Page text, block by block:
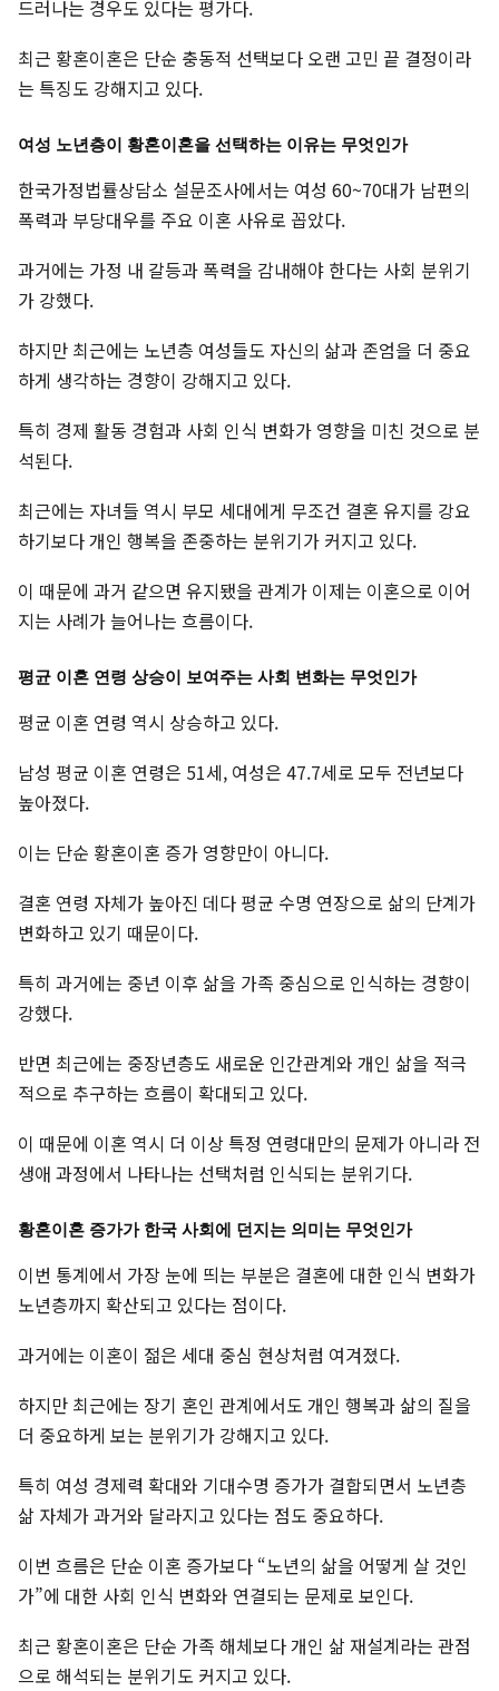
드러나는 경우도 있다는 평가다.
최근 황혼이혼은 단순 충동적 선택보다 오랜 고민 끝 결정이라
는 특징도 강해지고 있다.
여성 노년층이 황혼이혼을 선택하는 이유는 무엇인가
한국가정법률상담소 설문조사에서는 여성 60~70대가 남편의
폭력과 부당대우를 주요 이혼 사유로 꼽았다.
과거에는 가정 내 갈등과 폭력을 감내해야 한다는 사회 분위기
가 강했다.
하지만 최근에는 노년층 여성들도 자신의 삶과 존엄을 더 중요
하게 생각하는 경향이 강해지고 있다.
특히 경제 활동 경험과 사회 인식 변화가 영향을 미친 것으로 분
석된다.
최근에는 자녀들 역시 부모 세대에게 무조건 결혼 유지를 강요
하기보다 개인 행복을 존중하는 분위기가 커지고 있다.
이 때문에 과거 같으면 유지됐을 관계가 이제는 이혼으로 이어
지는 사례가 늘어나는 흐름이다.
평균 이혼 연령 상승이 보여주는 사회 변화는 무엇인가
평균 이혼 연령 역시 상승하고 있다.
남성 평균 이혼 연령은 51세, 여성은 47.7세로 모두 전년보다
높아졌다.
이는 단순 황혼이혼 증가 영향만이 아니다.
결혼 연령 자체가 높아진 데다 평균 수명 연장으로 삶의 단계가
변화하고 있기 때문이다.
특히 과거에는 중년 이후 삶을 가족 중심으로 인식하는 경향이
강했다.
반면 최근에는 중장년층도 새로운 인간관계와 개인 삶을 적극
적으로 추구하는 흐름이 확대되고 있다.
이 때문에 이혼 역시 더 이상 특정 연령대만의 문제가 아니라 전
생애 과정에서 나타나는 선택처럼 인식되는 분위기다.
황혼이혼 증가가 한국 사회에 던지는 의미는 무엇인가
이번 통계에서 가장 눈에 띄는 부분은 결혼에 대한 인식 변화가
노년층까지 확산되고 있다는 점이다.
과거에는 이혼이 젊은 세대 중심 현상처럼 여겨졌다.
하지만 최근에는 장기 혼인 관계에서도 개인 행복과 삶의 질을
더 중요하게 보는 분위기가 강해지고 있다.
특히 여성 경제력 확대와 기대수명 증가가 결합되면서 노년층
삶 자체가 과거와 달라지고 있다는 점도 중요하다.
이번 흐름은 단순 이혼 증가보다 “노년의 삶을 어떻게 살 것인
가”에 대한 사회 인식 변화와 연결되는 문제로 보인다.
최근 황혼이혼은 단순 가족 해체보다 개인 삶 재설계라는 관점
으로 해석되는 분위기도 커지고 있다.